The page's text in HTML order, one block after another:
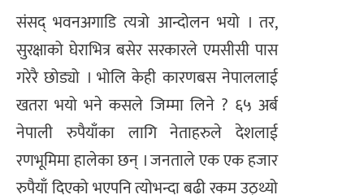
संसद् भवनअगाडि त्यत्रो आन्दोलन भयो । तर,
सुरक्षाको घेराभित्र बसेर सरकारले एमसीसी पास
गरेरै छोड्यो । भोलि केही कारणबस नेपाललाई
खतरा भयो भने कसले जिम्मा लिने ? ६५ अर्ब
नेपाली रुपैयाँका लागि नेताहरुले देशलाई
रणभूमिमा हालेका छन् । जनताले एक एक हजार
रुपैयाँ दिएको भएपनि त्योभन्दा बढी रकम उठ्थ्यो